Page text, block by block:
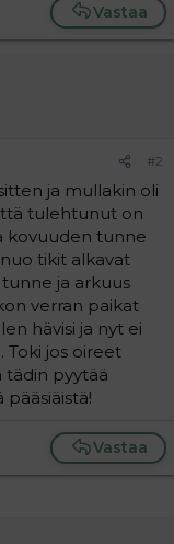
Vastaa
#2
ja mullakin oli
tulehtunut on
kovuuden tunne
tikit alkavat
ja arkuus
verran paikat
hävisi ja nyt ei
Toki jos oireet
tädin pyytää
Vastaa